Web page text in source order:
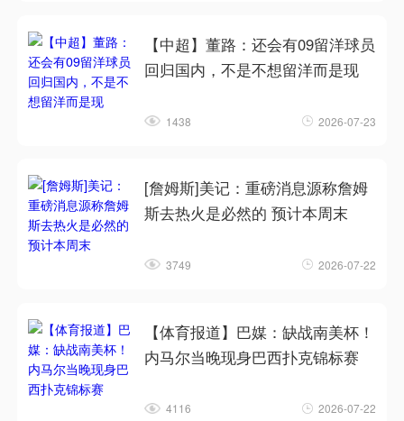
【中超】董路：还会有09留洋球员
回归国内，不是不想留洋而是现
1438 2026-07-23
[詹姆斯]美记：重磅消息源称詹姆
斯去热火是必然的 预计本周末
3749 2026-07-22
【体育报道】巴媒：缺战南美杯！
内马尔当晚现身巴西扑克锦标赛
4116 2026-07-22